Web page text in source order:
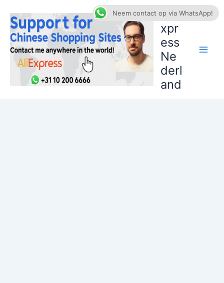
naar
inhoud
AliE
xpr
ess
Ne
derl
and
Neem contact op via WhatsApp!